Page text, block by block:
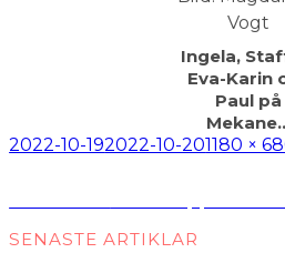
Ingela,
Eva-Karin
Paul på
Postat
2022-10-192022-10-20Full
1180 ×
SENASTE ARTIKLAR